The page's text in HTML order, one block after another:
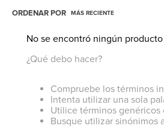
ORDENAR POR MÁS RECIENTE
No se encontró ningún producto
¿Qué debo hacer?
Compruebe los términos
Intenta utilizar una sola
Utilice términos genéricos
Busque utilizar sinónimos